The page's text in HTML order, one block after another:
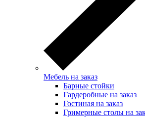
Мебель на заказ
Барные стойки
Гардеробные на заказ
Гостиная на заказ
Гримерные столы на